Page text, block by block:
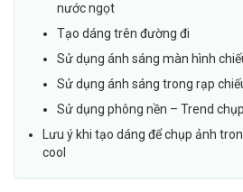
nước ngọt
Tạo dáng trên đường đi
Sử dụng ánh sáng màn hình
Sử dụng ánh sáng trong rạp
Sử dụng phông nền – Trend
Lưu ý khi tạo dáng để chụp ảnh
cool